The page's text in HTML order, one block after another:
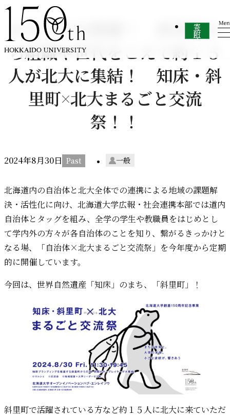
内容をスキップ
寄
附
す
８月３０日開催！ 斜里町か
ら組織や世代をこえて約１５
人が北大に集結！ 知床・斜
里町×北大まるごと交流
祭！！
2024年8月30日 一般
北海道内の自治体と北大全体での連携による地域の課題解
決・活性化に向け、北海道大学広報・社会連携本部では道内
自治体とタッグを組み、全学の学生や教職員をはじめとし
て学内外の方々が各自治体のことを知り、繋がるきっかけと
なる場、「自治体×北大まるごと交流祭」を今年度から定期
的に開催しています。
今回は、世界自然遺産「知床」のまち、「斜里町」！
斜里町で活躍されている方など約１５人に北大に来ていただ